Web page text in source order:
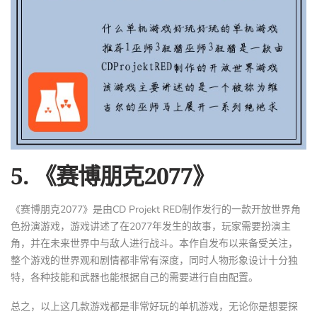
5. 《赛博朋克2077》
《赛博朋克2077》是由CD Projekt RED制作发行的一款开放世界角
色扮演游戏，游戏讲述了在2077年发生的故事，玩家需要扮演主
角，并在未来世界中与敌人进行战斗。本作自发布以来备受关注，
整个游戏的世界观和剧情都非常有深度，同时人物形象设计十分独
特，各种技能和武器也能根据自己的需要进行自由配置。
总之，以上这几款游戏都是非常好玩的单机游戏，无论你是想要探